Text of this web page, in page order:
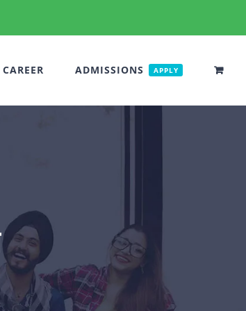
CAREER ADMISSIONS APPLY